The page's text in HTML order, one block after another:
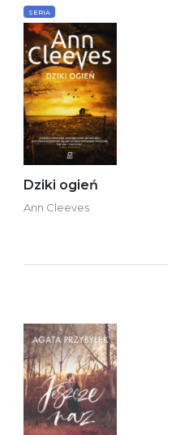
SERIA
Dziki ogień
Ann Cleeves